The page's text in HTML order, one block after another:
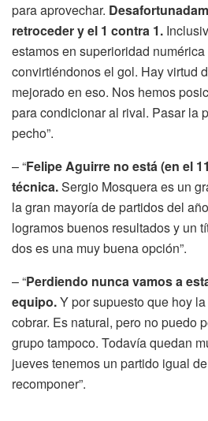
para aprovechar.
retroceder y el 1 contra 1.
estamos en superioridad
convirtiéndonos el gol. Hay virtud
mejorado en eso. Nos hemos
para condicionar al rival. Pasar la
pecho”.
– “Felipe Aguirre no está (en el
técnica.Sergio Mosquera es un
la gran mayoría de partidos del
logramos buenos resultados y un
dos es una muy buena opción”.
– “Perdiendo nunca vamos a
equipo.Y por supuesto que hoy
cobrar. Es natural, pero no puedo
grupo tampoco. Todavía quedan
jueves tenemos un partido igual
recomponer”.